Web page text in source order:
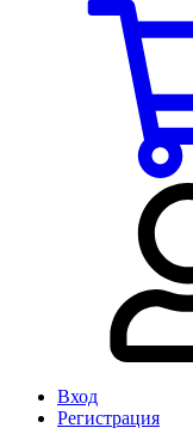
Вход
Регистрация